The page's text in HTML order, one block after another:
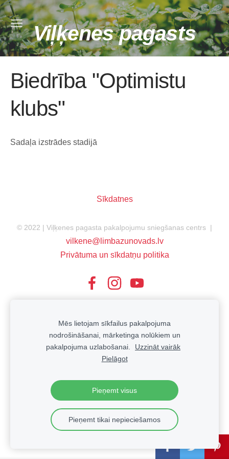
Viļķenes pagasts
Biedrība "Optimistu
klubs"
Sadaļa izstrādes stadijā
Sīkdatnes
© 2022 | Viļķenes pagasta pakalpojumu sniegšanas centrs |
vilkene@limbazunovads.lv
Privātuma un sīkdatņu politika
Mēs lietojam sīkfailus pakalpojuma
nodrošināšanai, mārketinga nolūkiem un
pakalpojuma uzlabošanai.
Uzzināt vairāk
Pielāgot
Pieņemt visus
Pieņemt tikai nepieciešamos